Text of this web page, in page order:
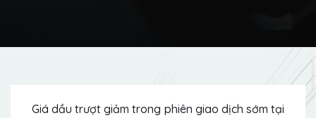
Giá dầu trượt giảm trong phiên giao dịch sớm tại